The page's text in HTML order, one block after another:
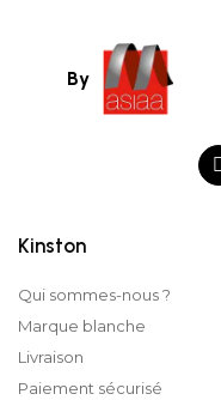
By
Kinston
Qui sommes-nous ?
Marque blanche
Livraison
Paiement sécurisé